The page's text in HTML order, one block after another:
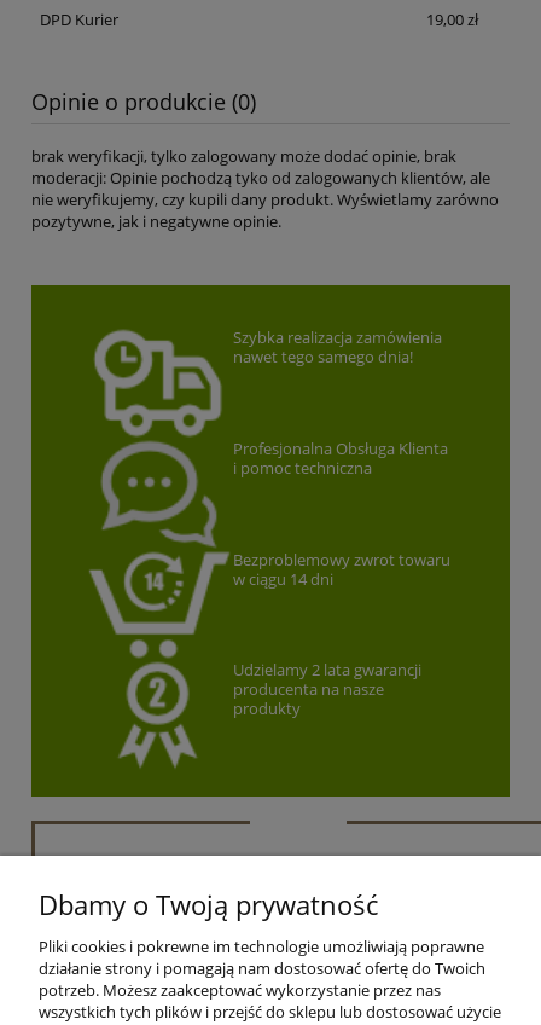
DPD Kurier 19,00 zł
Opinie o produkcie (0)
brak weryfikacji, tylko zalogowany może dodać opinie, brak
moderacji: Opinie pochodzą tyko od zalogowanych klientów, ale
nie weryfikujemy, czy kupili dany produkt. Wyświetlamy zarówno
pozytywne, jak i negatywne opinie.
Szybka realizacja zamówienia
nawet tego samego dnia!
Profesjonalna Obsługa Klienta
i pomoc techniczna
Bezproblemowy zwrot towaru
w ciągu 14 dni
Udzielamy 2 lata gwarancji
producenta na nasze
produkty
Podaj swój adres e-mail, jeżeli chcesz otrzymywać
informacje o nowościach i promocjach.
zapisz się
Dbamy o Twoją prywatność
Pliki cookies i pokrewne im technologie umożliwiają poprawne
działanie strony i pomagają nam dostosować ofertę do Twoich
potrzeb. Możesz zaakceptować wykorzystanie przez nas
wszystkich tych plików i przejść do sklepu lub dostosować użycie